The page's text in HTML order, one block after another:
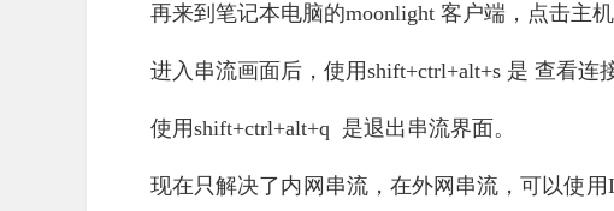
再来到笔记本电脑的moonlight 客户端，点击主
进入串流画面后，使用shift+ctrl+alt+s 是 查看连
使用shift+ctrl+alt+q 是退出串流界面。
现在只解决了内网串流，在外网串流，可以使